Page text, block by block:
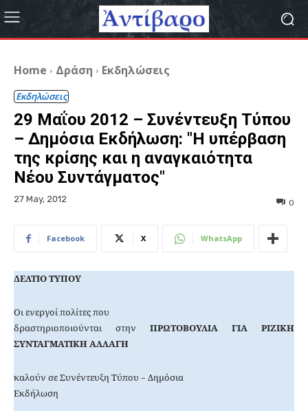
Home Δράση Εκδηλώσεις
Εκδηλώσεις
29 Μαΐου 2012 – Συνέντευξη Τύπου
– Δημόσια Εκδήλωση: "Η υπέρβαση
της κρίσης και η αναγκαιότητα
Νέου Συντάγματος"
27 May, 2012 0
Facebook X WhatsApp
ΔΕΛΤΙΟ ΤΥΠΟΥ
Οι ενεργοί πολίτες που
δραστηριοποιούνται στην ΠΡΩΤΟΒΟΥΛΙΑ ΓΙΑ ΡΙΖΙΚΗ
ΣΥΝΤΑΓΜΑΤΙΚΗ ΑΛΛΑΓΗ
καλούν σε Συνέντευξη Τύπου – Δημόσια
Εκδήλωση